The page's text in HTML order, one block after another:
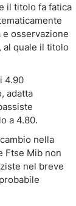
il titolo fa fatica
osservazione
al quale il titolo
4.90
adatta
a 4.80.
nella
Ftse Mib non
nel breve